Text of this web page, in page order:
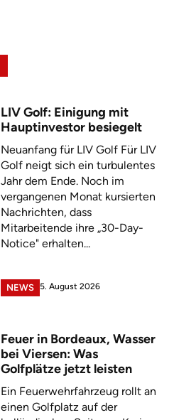
LIV Golf: Einigung mit
Hauptinvestor besiegelt
Neuanfang für LIV Golf Für LIV
Golf neigt sich ein turbulentes
Jahr dem Ende. Noch im
vergangenen Monat kursierten
Nachrichten, dass
Mitarbeitende ihre „30-Day-
Notice" erhalten...
NEWS 5. August 2026
Feuer in Bordeaux, Wasser
bei Viersen: Was
Golfplätze jetzt leisten
Ein Feuerwehrfahrzeug rollt an
einen Golfplatz auf der